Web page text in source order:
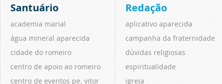
Santuário
academia marial
água mineral aparecida
cidade do romeiro
centro de apoio ao romeiro
centro de eventos pe. vitor
Redação
aplicativo aparecida
campanha da fraternidade
dúvidas religiosas
espiritualidade
igreja